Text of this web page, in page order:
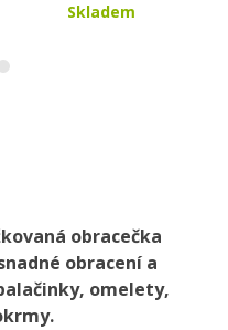
Skladem
obracečka
obracení a
omelety,